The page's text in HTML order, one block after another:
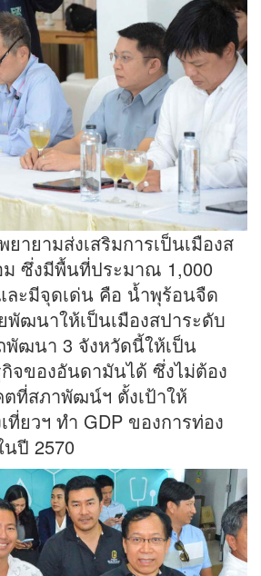
ายามส่งเสริมการเป็นเมืองส
ซึ่งมีพื้นที่ประมาณ 1,000
ละมีจุดเด่น คือ น้ำพุร้อนจืด
ฒนาให้เป็นเมืองสปาระดับ
ฒนา 3 จังหวัดนี้ให้เป็น
จของอันดามันได้ ซึ่งไม่ต้อง
ตที่สภาพัฒน์ฯ ตั้งเป้าให้
ที่ยวฯ ทำ GDP ของการท่อง
นปี 2570